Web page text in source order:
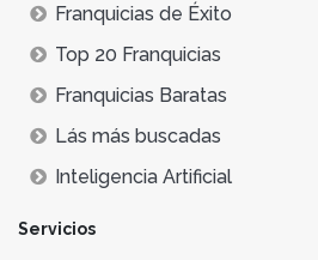
Franquicias de Éxito
Top 20 Franquicias
Franquicias Baratas
Lás más buscadas
Inteligencia Artificial
Servicios